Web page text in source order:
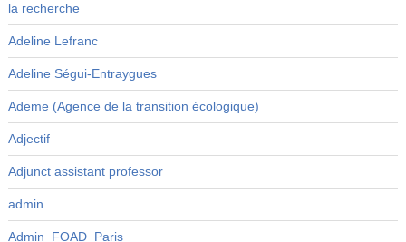
la recherche
Adeline Lefranc
Adeline Ségui-Entraygues
Ademe (Agence de la transition écologique)
Adjectif
Adjunct assistant professor
admin
Admin_FOAD_Paris